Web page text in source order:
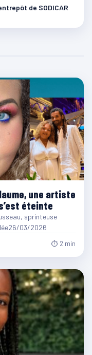
de SODICAR
une artiste
éteinte
sprinteuse
03/2026
⏱ 2 min